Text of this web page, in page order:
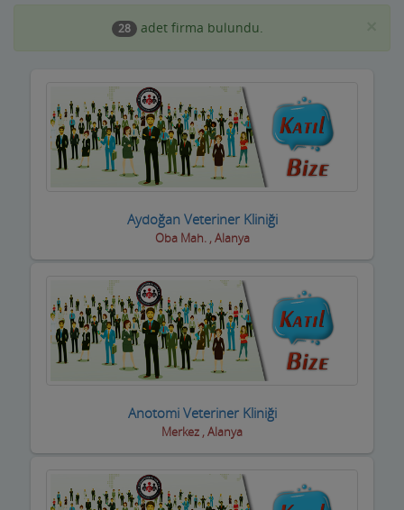
Aracı Kurumlar
Asansörcüler
Av Malzemeleri
Avukatlar ve Hukuk Büroları
Ayakkabıcılar ve Çantacılar
Balık Evi Restaurant
Bar Disko Cafe
Basın ve Medya
Bebek ve Çocuk Mağazası
Berberler
28 adet firma bulundu.
Aydoğan Veteriner Kliniği
Oba Mah. , Alanya
Anotomi Veteriner Kliniği
Merkez , Alanya